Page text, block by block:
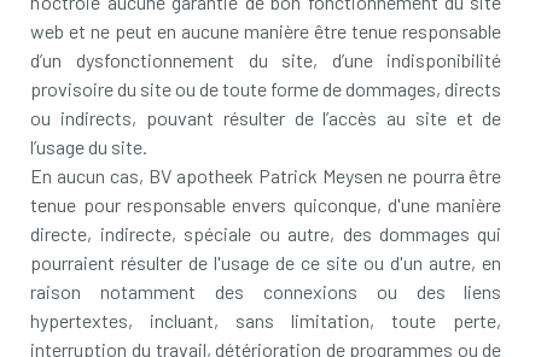
web et ne peut en aucune manière être tenue responsable
d’un dysfonctionnement du site, d’une indisponibilité
provisoire du site ou de toute forme de dommages, directs
ou indirects, pouvant résulter de l’accès au site et de
l’usage du site.
En aucun cas, BV apotheek Patrick Meysen ne pourra être
tenue pour responsable envers quiconque, d'une manière
directe, indirecte, spéciale ou autre, des dommages qui
pourraient résulter de l'usage de ce site ou d'un autre, en
raison notamment des connexions ou des liens
hypertextes, incluant, sans limitation, toute perte,
interruption du travail, détérioration de programmes ou de